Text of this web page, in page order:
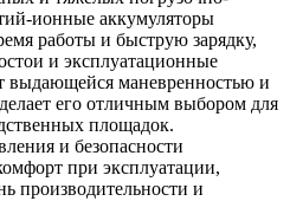
ионные аккумуляторы
работы и быструю зарядку,
и эксплуатационные
выдающейся маневренностью и
его отличным выбором для
площадок.
и безопасности
при эксплуатации,
производительности и